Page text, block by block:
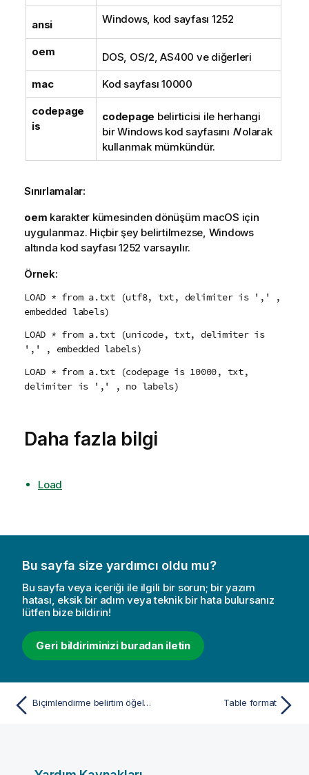
ansi Windows, kod sayfası 1252
oem DOS, OS/2,AS400 ve diğerleri
mac Kod sayfası 10000
codepage
is
codepage belirticisi ile herhangi
birWindowskod sayfasını Nolarak
kullanmak mümkündür.
Sınırlamalar:
oem karakter kümesinden dönüşüm macOS için
uygulanmaz. Hiçbir şey belirtilmezse, Windows
altında kod sayfası 1252 varsayılır.
Örnek:
LOAD * from a.txt (utf8, txt, delimiter is ',' ,
embedded labels)
LOAD * from a.txt (unicode, txt, delimiter is
',' , embedded labels)
LOAD * from a.txt (codepage is 10000, txt,
delimiter is ',' , no labels)
Daha fazla bilgi
Load
Bu sayfa size yardımcı oldu mu?
Bu sayfa veya içeriği ile ilgili bir sorun; bir yazım
hatası, eksik bir adım veya teknik bir hata bulursanız
lütfen bize bildirin!
Geri bildiriminizi buradan iletin
Biçimlendirme belirtim öğeleri Table format